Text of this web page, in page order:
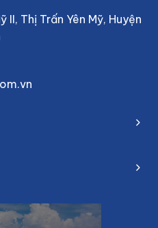
II, Thị Trấn Yên Mỹ, Huyện